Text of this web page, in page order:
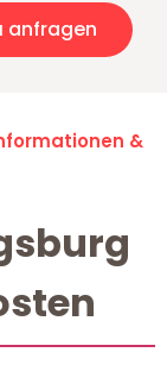
anfragen
&